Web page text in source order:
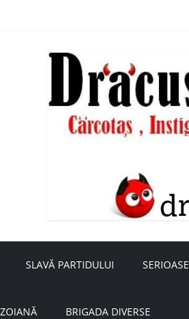
SLAVĂ PARTIDULUI SERIOASE
BRIGADA DIVERSE